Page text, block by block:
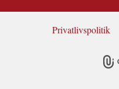
Privatlivspolitik